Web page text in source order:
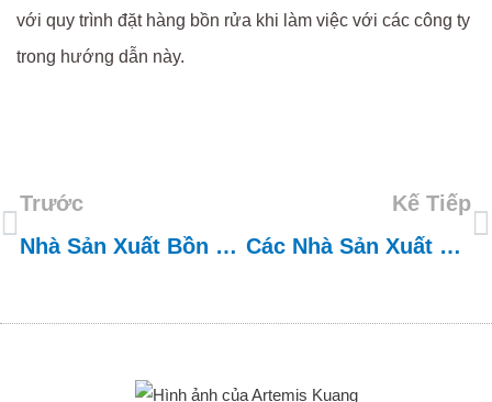
với quy trình đặt hàng bồn rửa khi làm việc với các công ty
trong hướng dẫn này.
Trước
Nhà Sản Xuất Bồn Rửa Nhà Bếp Tốt Nhất Ở Thổ Nhĩ Kỳ
Kế Tiếp
Các Nhà Sản Xuất Bồn Rửa RV Tốt Nhất Trên Thế Giới